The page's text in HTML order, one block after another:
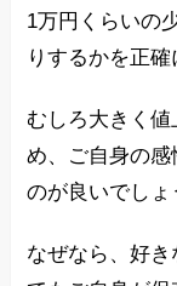
1万円くらいの
りするかを正確
むしろ大きく
め、ご自身の
のが良いでしょ
なぜなら、好き